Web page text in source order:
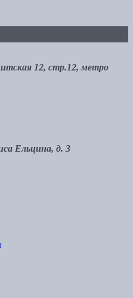
12, стр.12, метро
Ельцина, д. 3